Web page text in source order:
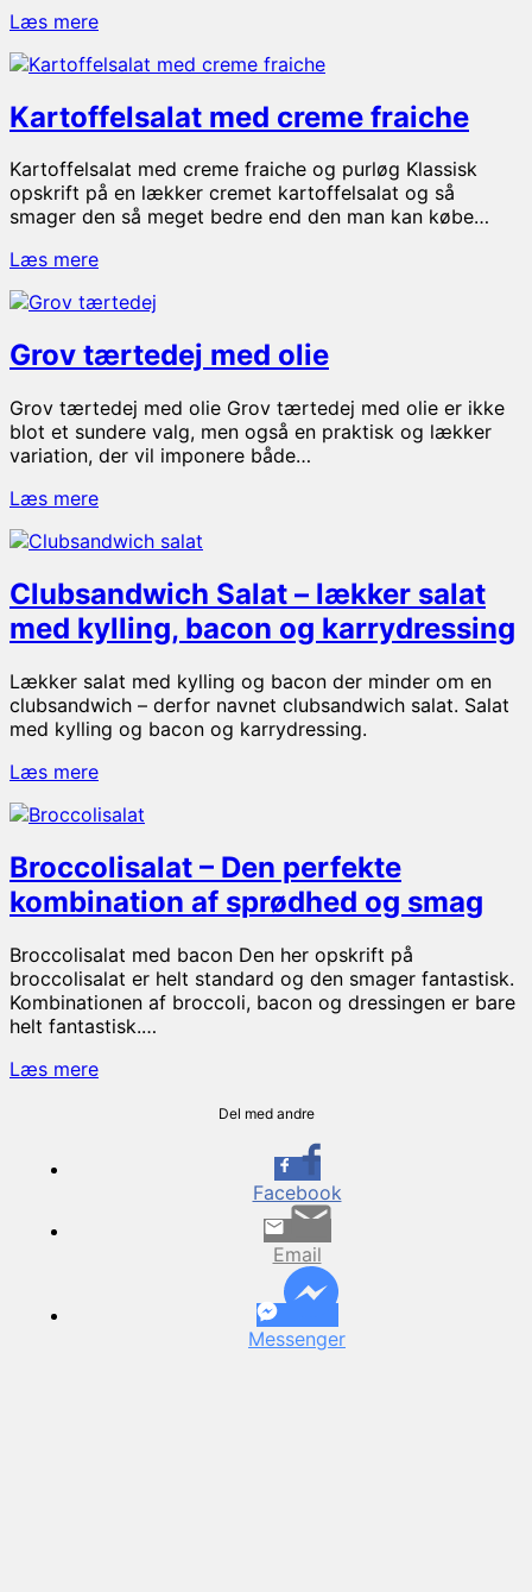
Læs mereHjemmelavet
bacon
–
nem
opskrift
Kartoffelsalat med creme fraiche
Kartoffelsalat med creme fraiche og purløg Klassisk
opskrift på en lækker cremet kartoffelsalat og så
smager den så meget bedre end den man kan købe…
Læs mereKartoffelsalat
creme
Grov tærtedej med olie
Grov tærtedej med olie Grov tærtedej med olie er ikke
blot et sundere valg, men også en praktisk og lækker
variation, der vil imponere både…
Læs mereGrov
med
Clubsandwich Salat – lækker salat
med kylling, bacon og karrydressing
Lækker salat med kylling og bacon der minder om en
clubsandwich – derfor navnet clubsandwich salat. Salat
med kylling og bacon og karrydressing.
Læs mereClubsandwich
–
salat
med
kylling,
og
karrydressing
Broccolisalat – Den perfekte
kombination af sprødhed og smag
Broccolisalat med bacon Den her opskrift på
broccolisalat er helt standard og den smager fantastisk.
Kombinationen af broccoli, bacon og dressingen er bare
helt fantastisk.…
Læs mereBroccolisalat
Del med andre
Facebook
Email
Messenger